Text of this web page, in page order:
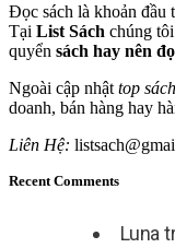
Đọc sách là khoản đầu
Tại List Sách chúng
quyển sách hay nên
Ngoài cập nhật top
doanh, bán hàng hay
Liên Hệ:
Recent Comments
Luna